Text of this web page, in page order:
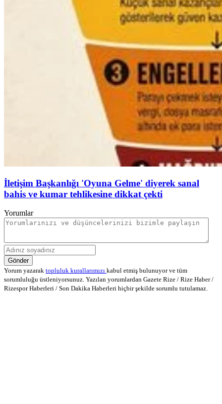
İletişim Başkanlığı 'Oyuna Gelme' diyerek sanal
bahis ve kumar tehlikesine dikkat çekti
Yorumlar
Gönder
Yorum yazarak topluluk kurallarımızı kabul etmiş bulunuyor ve tüm
sorumluluğu üstleniyorsunuz. Yazılan yorumlardan Gazete Rize / Rize Haber /
Rizespor Haberleri / Son Dakika Haberleri hiçbir şekilde sorumlu tutulamaz.